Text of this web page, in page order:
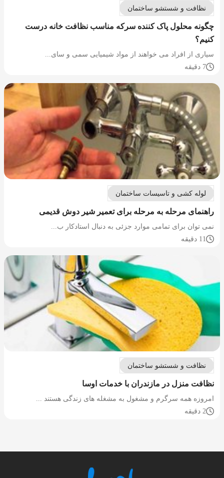
نظافت و شستشو ساختمان
چگونه محلول پاک کننده سرکه مناسب نظافت خانه درست
کنیم؟
سیاری از افراد می خواهند از مواد شیمیایی سمی و سای...
7 دقیقه
لوله کشی و تاسیسات ساختمان
راهنمای مرحله به مرحله برای تعمیر شیر دوش قدیمی
نمی توان برای تمامی موارد جزئی به دنبال استادکار ب...
11 دقیقه
نظافت و شستشو ساختمان
نظافت منزل در مازندران با خدمات اوسا
امروزه همه سرگرم و مشغول به مشغله های زندگی هستند ...
2 دقیقه